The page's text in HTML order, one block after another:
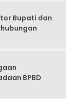
Bupati dan
BPBD